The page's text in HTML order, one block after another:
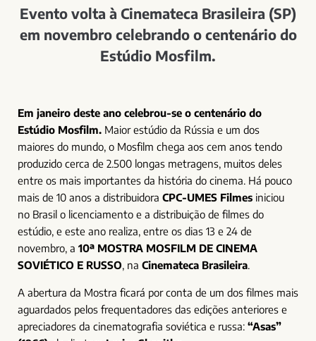
Evento volta à Cinemateca Brasileira (SP)
em novembro celebrando o centenário do
Estúdio Mosfilm.
Em janeiro deste ano celebrou-se o centenário do
Estúdio Mosfilm. Maior estúdio da Rússia e um dos
maiores do mundo, o Mosfilm chega aos cem anos tendo
produzido cerca de 2.500 longas metragens, muitos deles
entre os mais importantes da história do cinema. Há pouco
mais de 10 anos a distribuidora CPC-UMES Filmes iniciou
no Brasil o licenciamento e a distribuição de filmes do
estúdio, e este ano realiza, entre os dias 13 e 24 de
novembro, a 10ª MOSTRA MOSFILM DE CINEMA
SOVIÉTICO E RUSSO, na Cinemateca Brasileira.
A abertura da Mostra ficará por conta de um dos filmes mais
aguardados pelos frequentadores das edições anteriores e
apreciadores da cinematografia soviética e russa: “Asas”